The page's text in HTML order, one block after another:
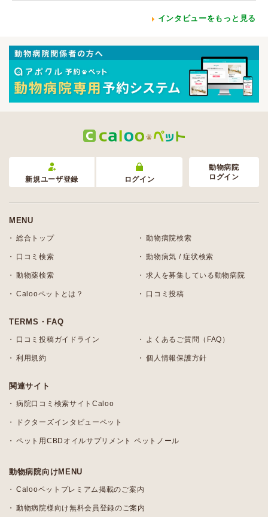
インタビューをもっと見る
新規ユーザ登録 ログイン
動物病院
ログイン
MENU
総合トップ 動物病院検索
口コミ検索 動物病気 / 症状検索
動物薬検索 求人を募集している動物病院
Calooペットとは？ 口コミ投稿
TERMS・FAQ
口コミ投稿ガイドライン よくあるご質問（FAQ）
利用規約 個人情報保護方針
関連サイト
病院口コミ検索サイトCaloo
ドクターズインタビューペット
ペット用CBDオイルサプリメント ペットノール
動物病院向けMENU
Calooペットプレミアム掲載のご案内
動物病院様向け無料会員登録のご案内